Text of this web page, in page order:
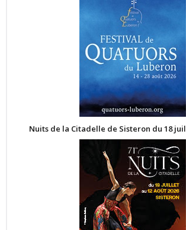
Nuits de la Citadelle de Sisteron du 18